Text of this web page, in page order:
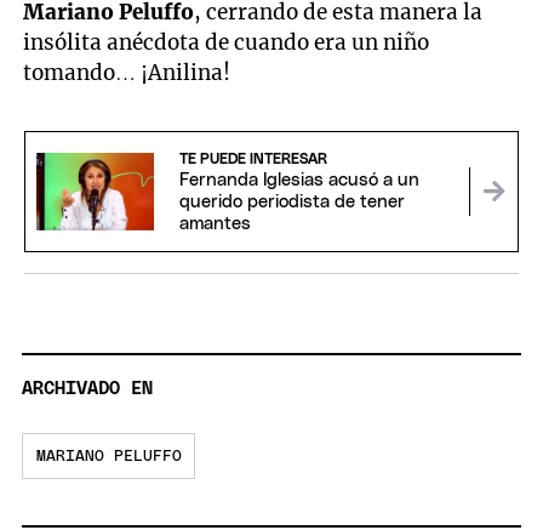
Mariano Peluffo, cerrando de esta manera la
insólita anécdota de cuando era un niño
tomando… ¡Anilina!
TE PUEDE INTERESAR
Fernanda Iglesias acusó a un
querido periodista de tener
amantes
ARCHIVADO EN
MARIANO PELUFFO